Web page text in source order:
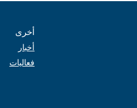
أخرى
أخبار
فعاليات